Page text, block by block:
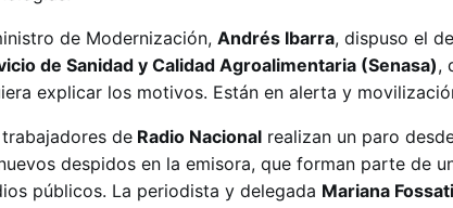
de Modernización, Andrés Ibarra, dispuso el
de Sanidad y Calidad Agroalimentaria (Senasa),
explicar los motivos. Están en alerta y
de Radio Nacional realizan un paro
despidos en la emisora, que forman parte de
públicos. La periodista y delegada Mariana Fossati